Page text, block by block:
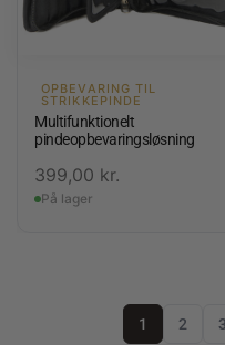
OPBEVARING TIL
STRIKKEPINDE
Multifunktionelt
pindeopbevaringsløsning
399,00 kr.
På lager
1 2 3